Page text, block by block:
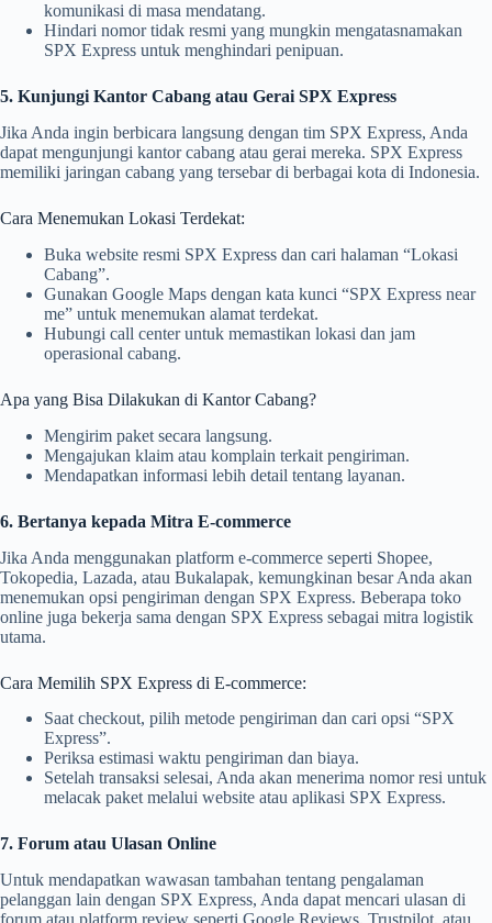
komunikasi di masa mendatang.
Hindari nomor tidak resmi yang mungkin mengatasnamakan
SPX Express untuk menghindari penipuan.
5. Kunjungi Kantor Cabang atau Gerai SPX Express
Jika Anda ingin berbicara langsung dengan tim SPX Express, Anda
dapat mengunjungi kantor cabang atau gerai mereka. SPX Express
memiliki jaringan cabang yang tersebar di berbagai kota di Indonesia.
Cara Menemukan Lokasi Terdekat:
Buka website resmi SPX Express dan cari halaman “Lokasi
Cabang”.
Gunakan Google Maps dengan kata kunci “SPX Express near
me” untuk menemukan alamat terdekat.
Hubungi call center untuk memastikan lokasi dan jam
operasional cabang.
Apa yang Bisa Dilakukan di Kantor Cabang?
Mengirim paket secara langsung.
Mengajukan klaim atau komplain terkait pengiriman.
Mendapatkan informasi lebih detail tentang layanan.
6. Bertanya kepada Mitra E-commerce
Jika Anda menggunakan platform e-commerce seperti Shopee,
Tokopedia, Lazada, atau Bukalapak, kemungkinan besar Anda akan
menemukan opsi pengiriman dengan SPX Express. Beberapa toko
online juga bekerja sama dengan SPX Express sebagai mitra logistik
utama.
Cara Memilih SPX Express di E-commerce:
Saat checkout, pilih metode pengiriman dan cari opsi “SPX
Express”.
Periksa estimasi waktu pengiriman dan biaya.
Setelah transaksi selesai, Anda akan menerima nomor resi untuk
melacak paket melalui website atau aplikasi SPX Express.
7. Forum atau Ulasan Online
Untuk mendapatkan wawasan tambahan tentang pengalaman
pelanggan lain dengan SPX Express, Anda dapat mencari ulasan di